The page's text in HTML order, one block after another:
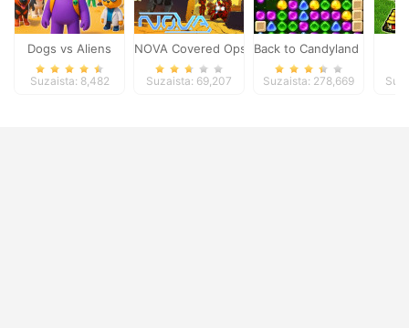
Dogs vs Aliens
Suzaista: 8,482
NOVA Covered Ops
Suzaista: 69,207
Back to Candyland 5
Suzaista: 278,669